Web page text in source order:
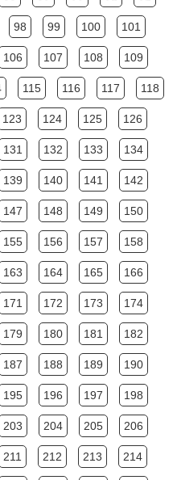
98 99 100 101
106 107 108 109
115 116 117 118
123 124 125 126
131 132 133 134
139 140 141 142
147 148 149 150
155 156 157 158
163 164 165 166
171 172 173 174
179 180 181 182
187 188 189 190
195 196 197 198
203 204 205 206
211 212 213 214